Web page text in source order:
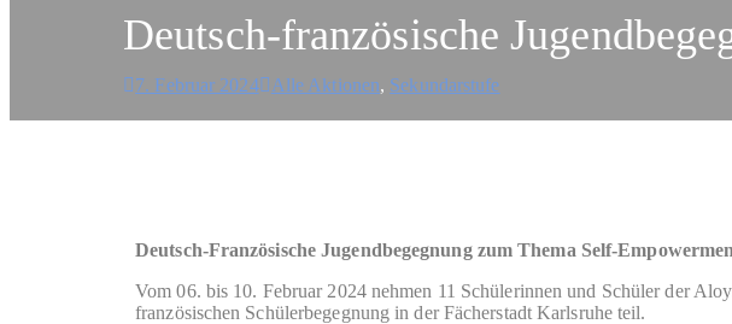
Deutsch-französische
7. Februar 2024 Alle Aktionen, Sekundarstufe
Deutsch-Französische Jugendbegegnung zum Thema Self-
Vom 06. bis 10. Februar 2024 nehmen 11 Schülerinnen und Schüler der
französischen Schülerbegegnung in der Fächerstadt Karlsruhe teil.